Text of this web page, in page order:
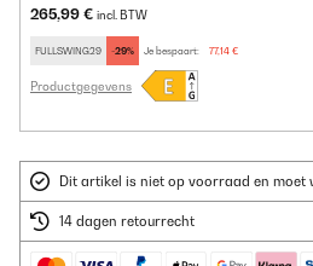
265,99 € incl. BTW
FULLSWING29 -29% Je bespaart: 77,14 €
Productgegevens
Dit artikel is niet op voorraad en moet
14 dagen retourrecht